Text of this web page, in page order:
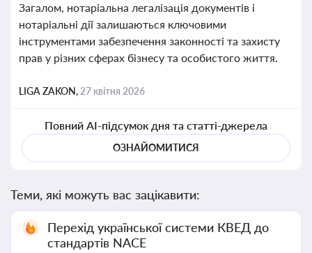
Загалом, нотаріальна легалізація документів і
нотаріальні дії залишаються ключовими
інструментами забезпечення законності та захисту
прав у різних сферах бізнесу та особистого життя.
LIGA ZAKON, 27 квітня 2026
Повний AI-підсумок дня та статті-джерела
ОЗНАЙОМИТИСЯ
Теми, які можуть вас зацікавити:
Перехід української системи КВЕД до
стандартів NACE